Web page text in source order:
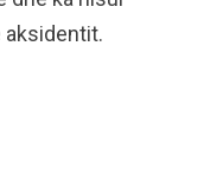
aksidentit.